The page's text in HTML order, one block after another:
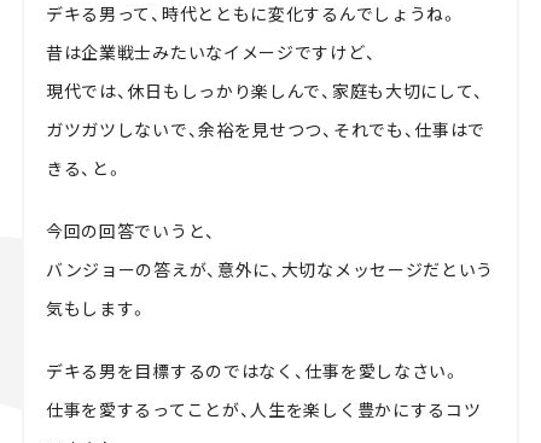
デキる男って、時代とともに変化するんでしょうね。
昔は企業戦士みたいなイメージですけど、
現代では、休日もしっかり楽しんで、家庭も大切にして、
ガツガツしないで、余裕を見せつつ、それでも、仕事はで
きる、と。
今回の回答でいうと、
バンジョーの答えが、意外に、大切なメッセージだという
気もします。
デキる男を目標するのではなく、仕事を愛しなさい。
仕事を愛するってことが、人生を楽しく豊かにするコツ